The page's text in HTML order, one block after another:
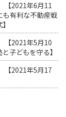
2021年6月11
有利な不動産戦
2021年5月10
どもを守る】
2021年5月17